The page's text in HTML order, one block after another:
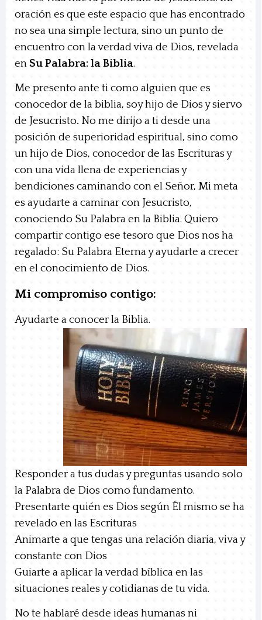
oración es que este espacio que has encontrado
no sea una simple lectura, sino un punto de
encuentro con la verdad viva de Dios, revelada
enSu Palabra: la Biblia.
Me presento ante ti como alguien que es
conocedor de la biblia, soy hijo de Dios y siervo
de Jesucristo. No me dirijo a ti desde una
posición de superioridad espiritual, sino como
un hijo de Dios, conocedor de las Escrituras y
con una vida llena de experiencias y
bendiciones caminando con el Señor, Mi meta
es ayudarte a caminar con Jesucristo,
conociendo Su Palabra en la Biblia. Quiero
compartir contigo ese tesoro que Dios nos ha
regalado: Su Palabra Eterna y ayudarte a crecer
en el conocimiento de Dios.
Mi compromiso contigo:
Ayudarte a conocer la Biblia.
Responder a tus dudas y preguntasusando solo
la Palabra de Dios como fundamento.
Presentarte quién es Dios según Él mismo se ha
revelado en las Escrituras
Animarte a que tengasuna relación diaria, viva y
constante con Dios
Guiarte a aplicar la verdad bíblicaen las
situaciones reales y cotidianas de tu vida.
No te hablaré desde ideas humanas ni